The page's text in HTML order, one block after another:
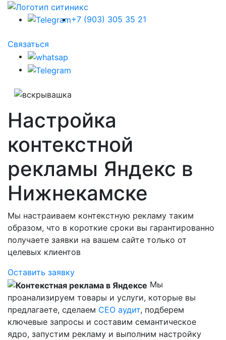
+7 (903) 305 35 21
Связаться
Настройка
контекстной
рекламы Яндекс в
Нижнекамске
Мы настраиваем контекстную рекламу таким
образом, что в короткие сроки вы гарантированно
получаете заявки на вашем сайте только от
целевых клиентов
Оставить заявку
Мы
проанализируем товары и услуги, которые вы
предлагаете, сделаем СЕО аудит, подберем
ключевые запросы и составим семантическое
ядро, запустим рекламу и выполним настройку